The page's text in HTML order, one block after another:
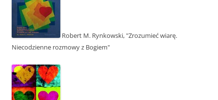
Robert M. Rynkowski, "Zrozumieć wiarę.
Niecodzienne rozmowy z Bogiem"